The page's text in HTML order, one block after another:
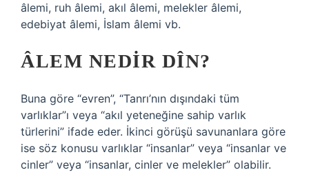
âlemi, ruh âlemi, akıl âlemi, melekler âlemi,
edebiyat âlemi, İslam âlemi vb.
ÂLEM NEDIR DÎN?
Buna göre “evren”, “Tanrı’nın dışındaki tüm
varlıklar”ı veya “akıl yeteneğine sahip varlık
türlerini” ifade eder. İkinci görüşü savunanlara göre
ise söz konusu varlıklar “insanlar” veya “insanlar ve
cinler” veya “insanlar, cinler ve melekler” olabilir.